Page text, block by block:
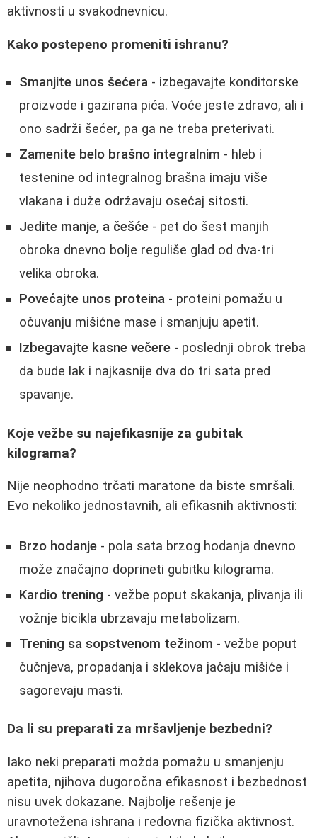
aktivnosti u svakodnevnicu.
Kako postepeno promeniti ishranu?
Smanjite unos šećera - izbegavajte konditorske
proizvode i gazirana pića. Voće jeste zdravo, ali i
ono sadrži šećer, pa ga ne treba preterivati.
Zamenite belo brašno integralnim - hleb i
testenine od integralnog brašna imaju više
vlakana i duže održavaju osećaj sitosti.
Jedite manje, a češće - pet do šest manjih
obroka dnevno bolje reguliše glad od dva-tri
velika obroka.
Povećajte unos proteina - proteini pomažu u
očuvanju mišićne mase i smanjuju apetit.
Izbegavajte kasne večere - poslednji obrok treba
da bude lak i najkasnije dva do tri sata pred
spavanje.
Koje vežbe su najefikasnije za gubitak
kilograma?
Nije neophodno trčati maratone da biste smršali.
Evo nekoliko jednostavnih, ali efikasnih aktivnosti:
Brzo hodanje - pola sata brzog hodanja dnevno
može značajno doprineti gubitku kilograma.
Kardio trening - vežbe poput skakanja, plivanja ili
vožnje bicikla ubrzavaju metabolizam.
Trening sa sopstvenom težinom - vežbe poput
čučnjeva, propadanja i sklekova jačaju mišiće i
sagorevaju masti.
Da li su preparati za mršavljenje bezbedni?
Iako neki preparati možda pomažu u smanjenju
apetita, njihova dugoročna efikasnost i bezbednost
nisu uvek dokazane. Najbolje rešenje je
uravnotežena ishrana i redovna fizička aktivnost.